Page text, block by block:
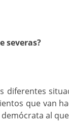
severas?
diferentes
que van
al